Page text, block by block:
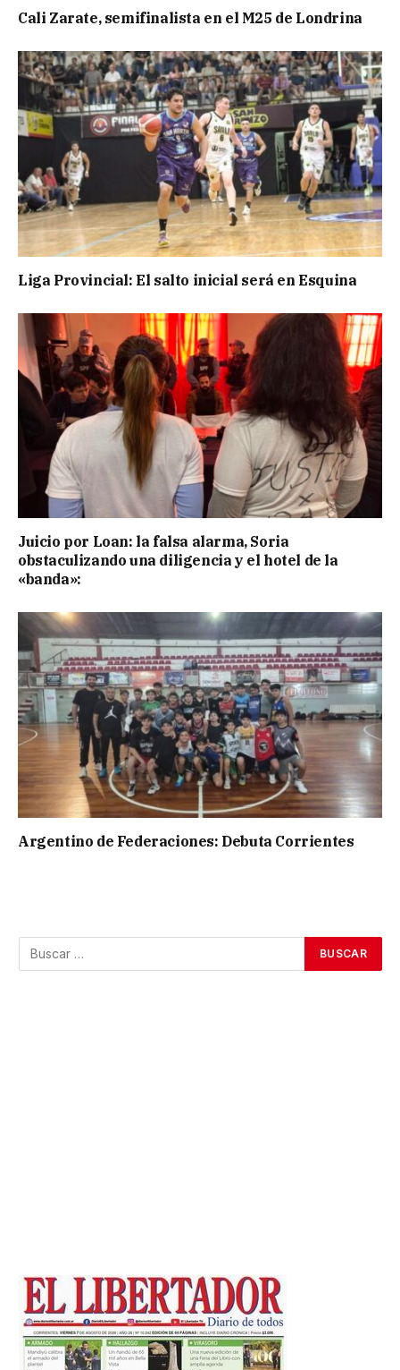
Cali Zarate, semifinalista en el M25 de Londrina
Liga Provincial: El salto inicial será en Esquina
Juicio por Loan: la falsa alarma, Soria
obstaculizando una diligencia y el hotel de la
«banda»:
Argentino de Federaciones: Debuta Corrientes